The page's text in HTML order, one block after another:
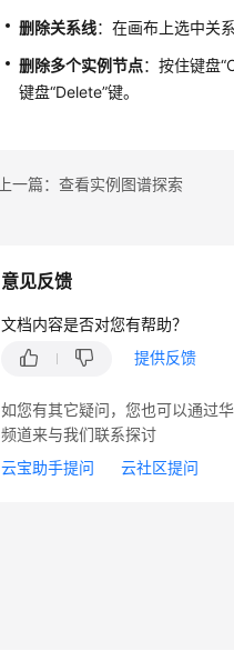
删除关系线：在画布上选中关
删除多个实例节点：按住键盘
键盘“Delete”键。
上一篇：查看实例图谱探索
意见反馈
文档内容是否对您有帮助？
提供反馈
如您有其它疑问，您也可以通过
频道来与我们联系探讨
云宝助手提问
云社区提问